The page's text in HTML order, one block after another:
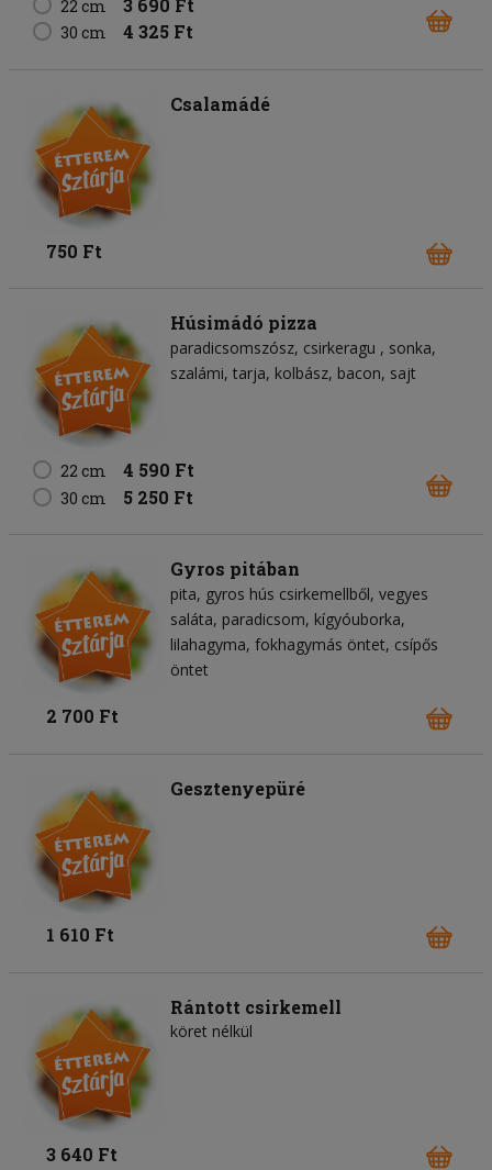
22 cm 3 690 Ft
30 cm 4 325 Ft
Csalamádé
750 Ft
Húsimádó pizza
paradicsomszósz csirkeragu
sonka
szalámi tarja kolbász bacon sajt
22 cm 4 590 Ft
30 cm 5 250 Ft
Gyros pitában
pita gyros hús csirkemellből vegyes
saláta paradicsom kígyóuborka
lilahagyma fokhagymás öntet csípős
öntet
2 700 Ft
Gesztenyepüré
1 610 Ft
Rántott csirkemell
köret nélkül
3 640 Ft